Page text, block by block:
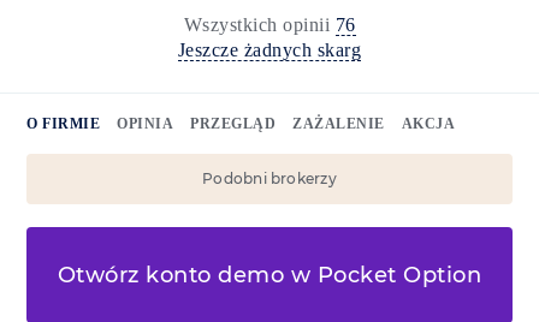
Wszystkich opinii 76
Jeszcze żadnych skarg
O FIRMIE OPINIA PRZEGLĄD ZAŻALENIE AKCJA
Podobni brokerzy
Otwórz konto demo w Pocket Option